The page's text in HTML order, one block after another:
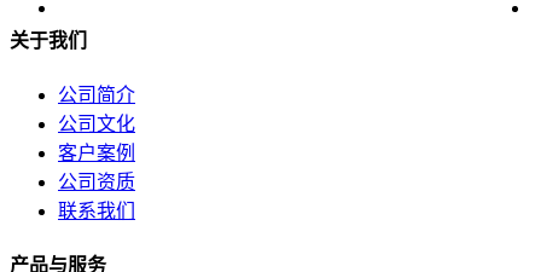
关于我们
公司简介
公司文化
客户案例
公司资质
联系我们
产品与服务